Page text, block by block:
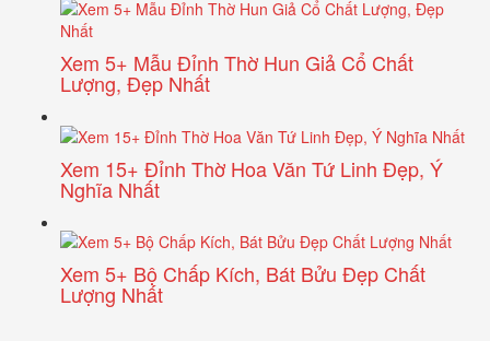
Xem 5+ Mẫu Đỉnh Thờ Hun Giả Cổ Chất
Lượng, Đẹp Nhất
Xem 15+ Đỉnh Thờ Hoa Văn Tứ Linh Đẹp, Ý
Nghĩa Nhất
Xem 5+ Bộ Chấp Kích, Bát Bửu Đẹp Chất
Lượng Nhất